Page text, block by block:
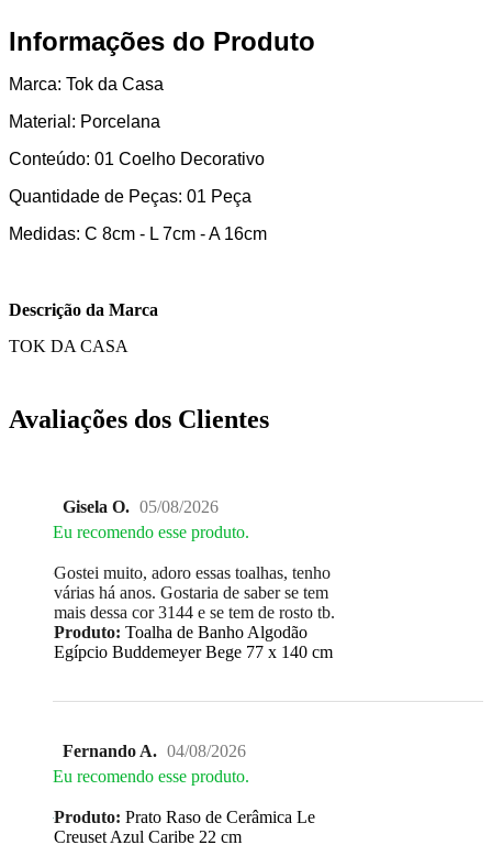
Informações do Produto
Marca: Tok da Casa
Material: Porcelana
Conteúdo: 01 Coelho Decorativo
Quantidade de Peças: 01 Peça
Medidas: C 8cm - L 7cm - A 16cm
Descrição da Marca
TOK DA CASA
Avaliações dos Clientes
Gisela O. 05/08/2026
Eu recomendo esse produto.
Gostei muito, adoro essas toalhas, tenho
várias há anos. Gostaria de saber se tem
mais dessa cor 3144 e se tem de rosto tb.
Produto: Toalha de Banho Algodão
Egípcio Buddemeyer Bege 77 x 140 cm
Fernando A. 04/08/2026
Eu recomendo esse produto.
Produto: Prato Raso de Cerâmica Le
Creuset Azul Caribe 22 cm